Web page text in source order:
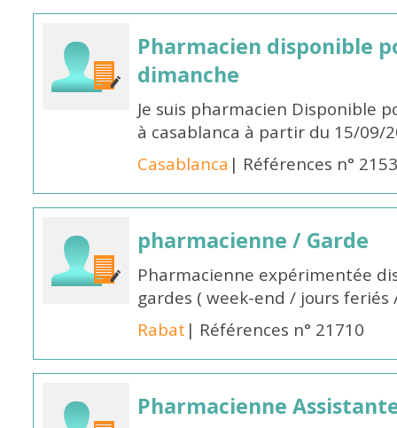
Pharmacien disponible
dimanche
Je suis pharmacien Disponible
à casablanca à partir du 15/09/
Casablanca | Références n°
pharmacienne / Garde
Pharmacienne expérimentée
gardes ( week-end / jours
Rabat | Références n° 21710
Pharmacienne